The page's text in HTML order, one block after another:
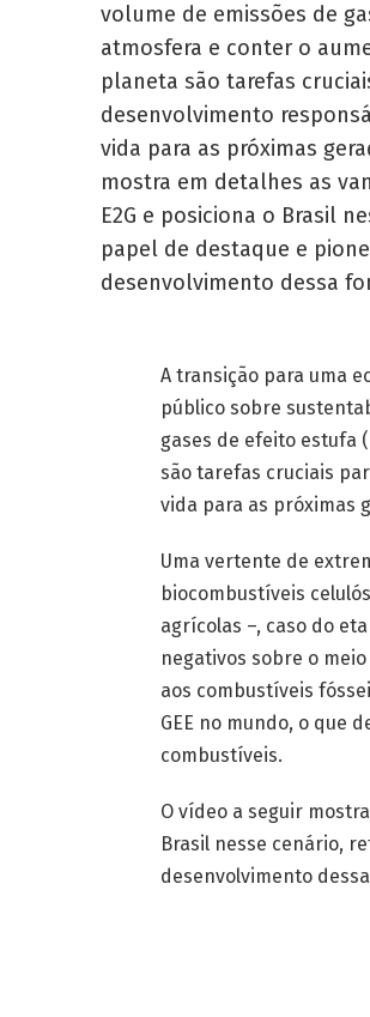
volume de emissões de
atmosfera e conter o
planeta são tarefas
desenvolvimento
vida para as próximas
mostra em detalhes as
E2G e posiciona o Brasil
papel de destaque e
desenvolvimento dessa
A transição para uma
público sobre
gases de efeito estufa
são tarefas cruciais
vida para as próximas
Uma vertente de
biocombustíveis
agrícolas –, caso do
negativos sobre o
aos combustíveis
GEE no mundo, o que
combustíveis.
O vídeo a seguir
Brasil nesse cenário,
desenvolvimento